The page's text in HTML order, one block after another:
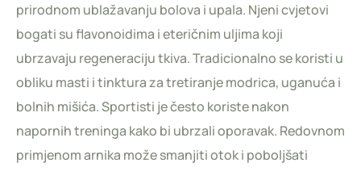
prirodnom ublažavanju bolova i upala. Njeni cvjetovi
bogati su flavonoidima i eteričnim uljima koji
ubrzavaju regeneraciju tkiva. Tradicionalno se koristi u
obliku masti i tinktura za tretiranje modrica, uganuća i
bolnih mišića. Sportisti je često koriste nakon
napornih treninga kako bi ubrzali oporavak. Redovnom
primjenom arnika može smanjiti otok i poboljšati